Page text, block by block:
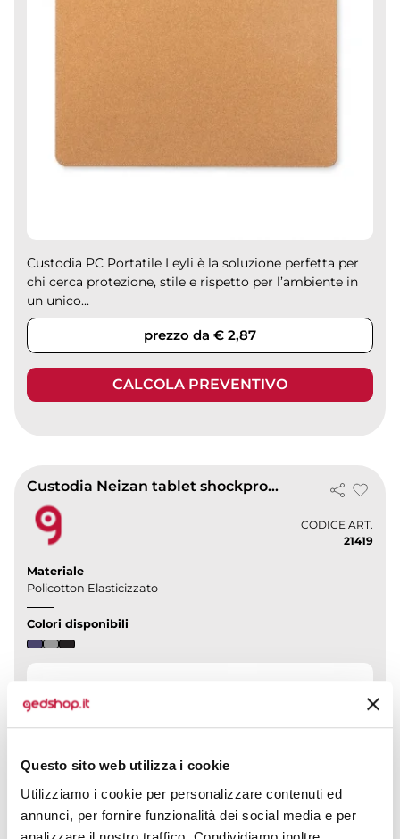
Questo sito web utilizza i cookie
Utilizziamo i cookie per personalizzare contenuti ed
annunci, per fornire funzionalità dei social media e per
Custodia PC Portatile Leyli è la soluzione perfetta per
chi cerca protezione, stile e rispetto per l’ambiente in
un unico...
prezzo da € 2,87
CALCOLA PREVENTIVO
Custodia Neizan tablet shockproof con supporto regolabile
CODICE ART.
21419
Materiale
Policotton Elasticizzato
Colori disponibili